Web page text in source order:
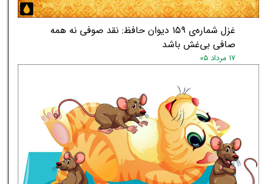
غزل شماره‌ی ۱۵۹ دیوان حافظ: نقد صوفی نه همه
صافی بی‌غش باشد
۱۷ مرداد ۰۵